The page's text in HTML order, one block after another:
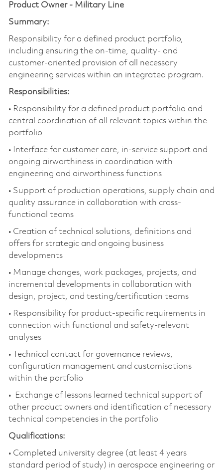
Product Owner - Military Line
Summary:
Responsibility for a defined product portfolio,
including ensuring the on-time, quality- and
customer-oriented provision of all necessary
engineering services within an integrated program.
Responsibilities:
• Responsibility for a defined product portfolio and
central coordination of all relevant topics within the
portfolio
• Interface for customer care, in-service support and
ongoing airworthiness in coordination with
engineering and airworthiness functions
• Support of production operations, supply chain and
quality assurance in collaboration with cross-
functional teams
• Creation of technical solutions, definitions and
offers for strategic and ongoing business
developments
• Manage changes, work packages, projects, and
incremental developments in collaboration with
design, project, and testing/certification teams
• Responsibility for product-specific requirements in
connection with functional and safety-relevant
analyses
• Technical contact for governance reviews,
configuration management and customisations
within the portfolio
• Exchange of lessons learned technical support of
other product owners and identification of necessary
technical competencies in the portfolio
Qualifications:
• Completed university degree (at least 4 years
standard period of study) in aerospace engineering or